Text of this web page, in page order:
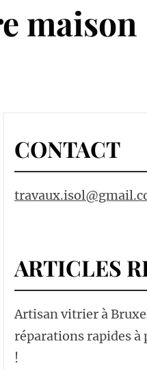
maison
CONTACT
ARTICLES
Artisan vitrier à
réparations rapides à
!